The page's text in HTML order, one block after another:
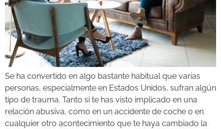
Se ha convertido en algo bastante habitual que varias
personas, especialmente en Estados Unidos, sufran algún
tipo de trauma. Tanto si te has visto implicado en una
relación abusiva, como en un accidente de coche o en
cualquier otro acontecimiento que te haya cambiado la